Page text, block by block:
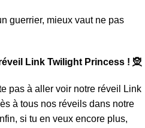
guerrier, mieux vaut ne pas
Link Twilight Princess ! 🧝
pas à aller voir notre réveil Link
à tous nos réveils dans notre
si tu en veux encore plus,